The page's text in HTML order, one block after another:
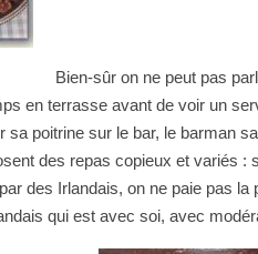
Bien-sûr on ne peut pas
en terrasse avant de voir un
sa poitrine sur le bar, le barman
des repas copieux et variés :
des Irlandais, on ne paie pas
qui est avec soi, avec